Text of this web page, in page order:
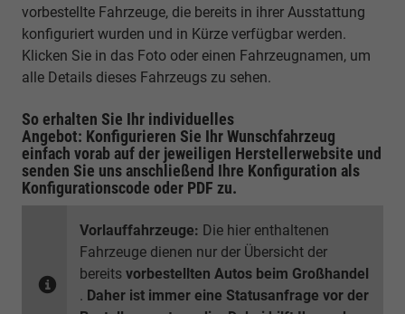
vorbestellte Fahrzeuge, die bereits in ihrer Ausstattung
konfiguriert wurden und in Kürze verfügbar werden.
Klicken Sie in das Foto oder einen Fahrzeugnamen, um
alle Details dieses Fahrzeugs zu sehen.
So erhalten Sie Ihr individuelles
Angebot: Konfigurieren Sie Ihr Wunschfahrzeug
einfach vorab auf der jeweiligen Herstellerwebsite und
senden Sie uns anschließend Ihre Konfiguration als
Konfigurationscode oder PDF zu.
Vorlauffahrzeuge: Die hier enthaltenen
Fahrzeuge dienen nur der Übersicht der
bereits vorbestellten Autos beim Großhandel
. Daher ist immer eine Statusanfrage vor der